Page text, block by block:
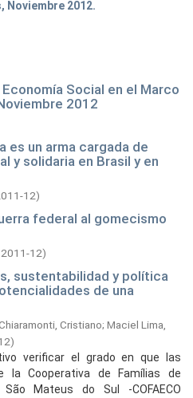
Noviembre 2012.
Social en el Marco
2012
es un arma cargada de
y solidaria en Brasil y en
12)
federal al gomecismo
2011-12)
sustentabilidad y política
de una
Cristiano; Maciel Lima,
)
verificar el grado en que las
la Cooperativa de Famílias de
Mateus do Sul -COFAECO